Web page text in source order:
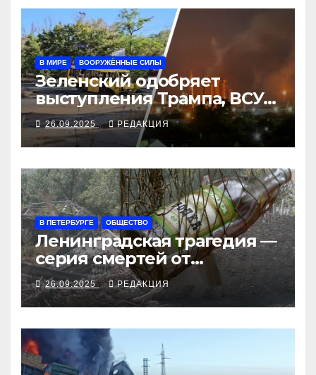
В МИРЕ ВООРУЖЁННЫЕ СИЛЫ
Зеленский одобряет
выступления Трампа, ВСУ
закрыли Добропольский
рубеж
26.09.2025 РЕДАКЦИЯ
В ПЕТЕРБУРГЕ ОБЩЕСТВО
Ленинградская трагедия —
серия смертей от
алкосуррогата
26.09.2025 РЕДАКЦИЯ